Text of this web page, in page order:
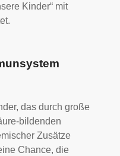
Kinder“ mit
das durch große
bildenden
Zusätze
Chance, die